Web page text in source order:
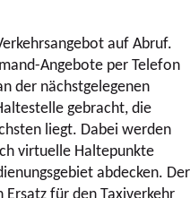
auf Abruf.
Angebote per Telefon
der nächstgelegenen
gebracht, die
liegt. Dabei werden
virtuelle Haltepunkte
abdecken. Der
für den Taxiverkehr